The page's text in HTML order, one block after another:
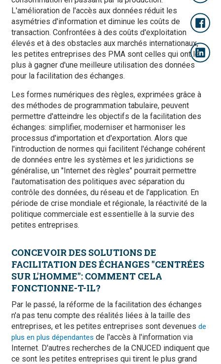
L'amélioration de l'accès aux données réduit les
asymétries d'information et diminue les coûts de
transaction. Confrontées à des coûts d'exploitation
élevés et à des obstacles aux marchés internationaux,
les petites entreprises des PMA sont celles qui ont le
plus à gagner d'une meilleure utilisation des données
pour la facilitation des échanges.
Les formes numériques des règles, exprimées grâce à
des méthodes de programmation tabulaire, peuvent
permettre d'atteindre les objectifs de la facilitation des
échanges: simplifier, moderniser et harmoniser les
processus d'importation et d'exportation. Alors que
l'introduction de normes qui facilitent l'échange cohérent
de données entre les systèmes et les juridictions se
généralise, un "Internet des règles" pourrait permettre
l'automatisation des politiques avec séparation du
contrôle des données, du réseau et de l'application. En
période de crise mondiale et régionale, la réactivité de la
politique commerciale est essentielle à la survie des
petites entreprises.
CONCEVOIR DES SOLUTIONS DE
FACILITATION DES ÉCHANGES "CENTRÉES
SUR L'HOMME": COMMENT CELA
FONCTIONNE-T-IL?
Par le passé, la réforme de la facilitation des échanges
n'a pas tenu compte des réalités liées à la taille des
entreprises, et les petites entreprises sont devenues de
plus en plus dépendantes de l'accès à l'information via
Internet. D'autres recherches de la CNUCED indiquent que
ce sont les petites entreprises qui tirent le plus grand